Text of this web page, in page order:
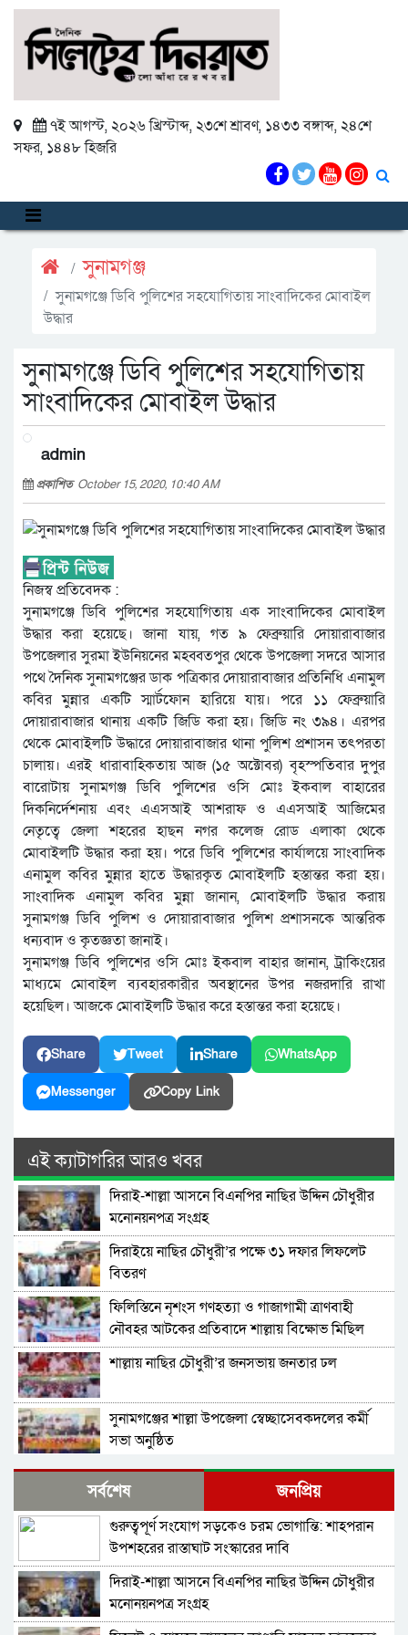
৭ই আগস্ট, ২০২৬ খ্রিস্টাব্দ, ২৩শে শ্রাবণ, ১৪৩৩ বঙ্গাব্দ, ২৪শে
সফর, ১৪৪৮ হিজরি
সুনামগঞ্জ
সুনামগঞ্জে ডিবি পুলিশের সহযোগিতায় সাংবাদিকের মোবাইল
উদ্ধার
সুনামগঞ্জে ডিবি পুলিশের সহযোগিতায়
সাংবাদিকের মোবাইল উদ্ধার
admin
প্রকাশিত October 15, 2020, 10:40 AM
নিজস্ব প্রতিবেদক :
সুনামগঞ্জে ডিবি পুলিশের সহযোগিতায় এক সাংবাদিকের মোবাইল
উদ্ধার করা হয়েছে। জানা যায়, গত ৯ ফেব্রুয়ারি দোয়ারাবাজার
উপজেলার সুরমা ইউনিয়নের মহব্বতপুর থেকে উপজেলা সদরে আসার
পথে দৈনিক সুনামগঞ্জের ডাক পত্রিকার দোয়ারাবাজার প্রতিনিধি এনামুল
কবির মুন্নার একটি স্মার্টফোন হারিয়ে যায়। পরে ১১ ফেব্রুয়ারি
দোয়ারাবাজার থানায় একটি জিডি করা হয়। জিডি নং ৩৯৪। এরপর
থেকে মোবাইলটি উদ্ধারে দোয়ারাবাজার থানা পুলিশ প্রশাসন তৎপরতা
চালায়। এরই ধারাবাহিকতায় আজ (১৫ অক্টোবর) বৃহস্পতিবার দুপুর
বারোটায় সুনামগঞ্জ ডিবি পুলিশের ওসি মোঃ ইকবাল বাহারের
দিকনির্দেশনায় এবং এএসআই আশরাফ ও এএসআই আজিমের
নেতৃত্বে জেলা শহরের হাছন নগর কলেজ রোড এলাকা থেকে
মোবাইলটি উদ্ধার করা হয়। পরে ডিবি পুলিশের কার্যালয়ে সাংবাদিক
এনামুল কবির মুন্নার হাতে উদ্ধারকৃত মোবাইলটি হস্তান্তর করা হয়।
সাংবাদিক এনামুল কবির মুন্না জানান, মোবাইলটি উদ্ধার করায়
সুনামগঞ্জ ডিবি পুলিশ ও দোয়ারাবাজার পুলিশ প্রশাসনকে আন্তরিক
ধন্যবাদ ও কৃতজ্ঞতা জানাই।
সুনামগঞ্জ ডিবি পুলিশের ওসি মোঃ ইকবাল বাহার জানান, ট্রাকিংয়ের
মাধ্যমে মোবাইল ব্যবহারকারীর অবস্থানের উপর নজরদারি রাখা
হয়েছিল। আজকে মোবাইলটি উদ্ধার করে হস্তান্তর করা হয়েছে।
Share Tweet Share WhatsApp
Messenger Copy Link
এই ক্যাটাগরির আরও খবর
দিরাই-শাল্লা আসনে বিএনপির নাছির উদ্দিন চৌধুরীর
মনোনয়নপত্র সংগ্রহ
দিরাইয়ে নাছির চৌধুরী’র পক্ষে ৩১ দফার লিফলেট
বিতরণ
ফিলিস্তিনে নৃশংস গণহত্যা ও গাজাগামী ত্রাণবাহী
নৌবহর আটকের প্রতিবাদে শাল্লায় বিক্ষোভ মিছিল
শাল্লায় নাছির চৌধুরী’র জনসভায় জনতার ঢল
সুনামগঞ্জের শাল্লা উপজেলা স্বেচ্ছাসেবকদলের কর্মী
সভা অনুষ্ঠিত
দিরাইয়ে মাওলানা মুশতাক গাজীনগরীর হত্যার
প্রতিবাদে বিক্ষোভ মিছিল ও সমাবেশ অনুষ্ঠিত
শাল্লায় স্বেচ্চায় রক্তদানের ছোট উদ্যোগ থেকে সুদৃঢ়
মানবিক নেটওয়ার্ক
শাল্লায় বিএনপির প্রতিষ্ঠাবার্ষিকী পালিত
সর্বশেষ জনপ্রিয়
গুরুত্বপূর্ণ সংযোগ সড়কেও চরম ভোগান্তি: শাহপরান
উপশহরের রাস্তাঘাট সংস্কারের দাবি
দিরাই-শাল্লা আসনে বিএনপির নাছির উদ্দিন চৌধুরীর
মনোনয়নপত্র সংগ্রহ